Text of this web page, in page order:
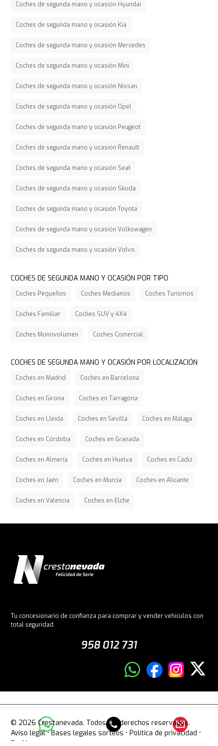
Coches de segunda mano y ocasión Hyundai
Coches de segunda mano y ocasión Kia
Coches de segunda mano y ocasión Mercedes
Coches de segunda mano y ocasión Mini
Coches de segunda mano y ocasión Nissan
Coches de segunda mano y ocasión Opel
Coches de segunda mano y ocasión Peugeot
Coches de segunda mano y ocasión Renault
Coches de segunda mano y ocasión Seat
Coches de segunda mano y ocasión Skoda
Coches de segunda mano y ocasión Toyota
Coches de segunda mano y ocasión Volkswagen
Coches de segunda mano y ocasión Volvo
COCHES DE SEGUNDA MANO Y OCASIÓN POR TIPO
Coches Pequeños Coches Medianos Coches Turismos
Coches Familiar Coches SUV y 4X4
Coches Monovolumen Coches Comercial
COCHES DE SEGUNDA MANO Y OCASIÓN POR LOCALIZACIÓN
Coches en Madrid Coches en Barcelona
Coches en Girona Coches en Tarragona
Coches en Lleida Coches en Sevilla Coches en Málaga
Coches en Córdoba Coches en Granada
Coches en Almería Coches en Huelva Coches en Cádiz
Coches en Jaén Coches en Murcia Coches en Alicante
Coches en Valencia Coches en Elche
Tu concesionario de confianza para comprar y vender vehículos con
total seguridad.
958 012 731
© 2026 Crestanevada. Todos los derechos reservados.
Aviso legal•Bases legales sorteos •Política de privacidad •
Cookies